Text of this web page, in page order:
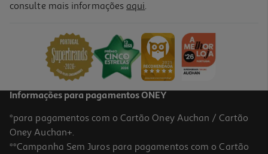
Saco Para Presente Auchan Tamanho M
consulte mais informações aqui.
Informações para pagamentos ONEY
*para pagamentos com o Cartão Oney Auchan / Cartão
Oney Auchan+.
**Campanha Sem Juros para pagamentos com o Cartão